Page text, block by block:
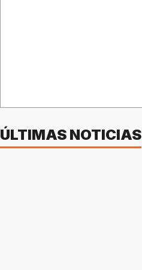
ÚLTIMAS NOTICIAS